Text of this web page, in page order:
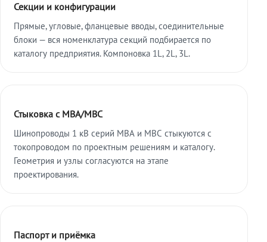
Секции и конфигурации
Прямые, угловые, фланцевые вводы, соединительные
блоки — вся номенклатура секций подбирается по
каталогу предприятия. Компоновка 1L, 2L, 3L.
Стыковка с МВА/МВС
Шинопроводы 1 кВ серий МВА и МВС стыкуются с
токопроводом по проектным решениям и каталогу.
Геометрия и узлы согласуются на этапе
проектирования.
Паспорт и приёмка